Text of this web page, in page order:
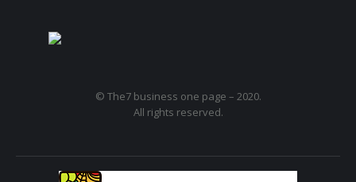
© The7 business one page – 2020.
All rights reserved.